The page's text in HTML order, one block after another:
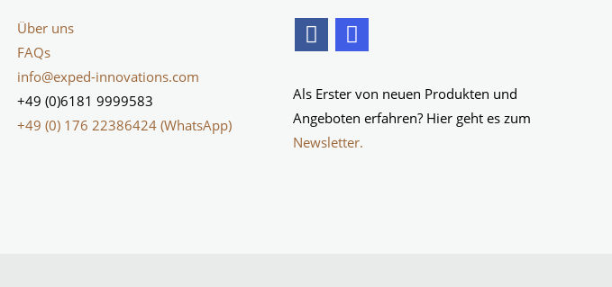
Über uns
FAQs
info@exped-innovations.com
+49 (0)6181 9999583
+49 (0) 176 22386424 (WhatsApp)
Als Erster von neuen Produkten und
Angeboten erfahren? Hier geht es zum
Newsletter.